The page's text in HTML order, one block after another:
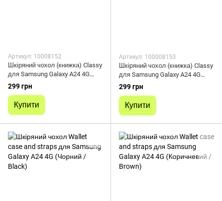
Артикул: 10008152
Шкіряний чохол (книжка) Classy
для Samsung Galaxy A24 4G
(Синій)
299 грн
Купити
Артикул: 100008153
Шкіряний чохол (книжка) Classy
для Samsung Galaxy A24 4G
(Темно-синій)
299 грн
Купити